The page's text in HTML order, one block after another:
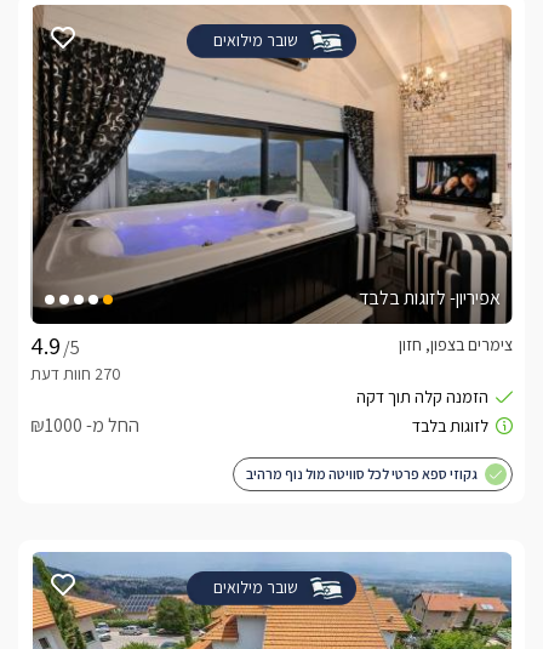
שובר מילואים
אפיריון- לזוגות בלבד
/5
צימרים בצפון, חזון
החל מ- ₪1000
גקוזי ספא פרטי לכל סוויטה מול נוף מרהיב
שובר מילואים